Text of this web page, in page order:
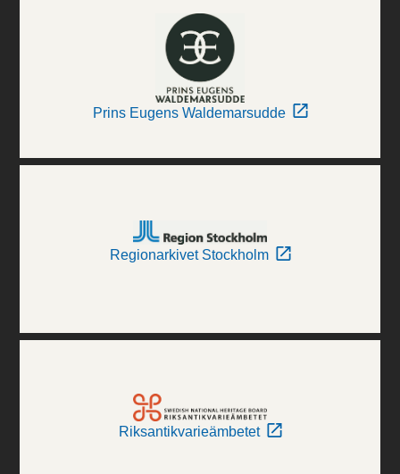
Prins Eugens Waldemarsudde
Regionarkivet Stockholm
Riksantikvarieämbetet